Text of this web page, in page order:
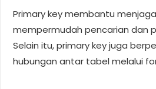
Primary key membantu
mempermudah pencarian dan
Selain itu, primary key juga
hubungan antar tabel melalui